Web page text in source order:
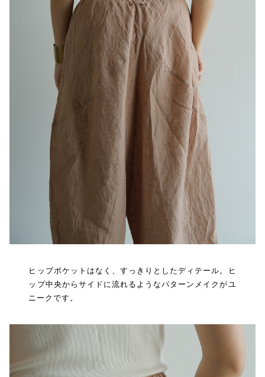
ヒップポケットはなく、すっきりとしたディテール。ヒ
ップ中央からサイドに流れるようなパターンメイクがユ
ニークです。